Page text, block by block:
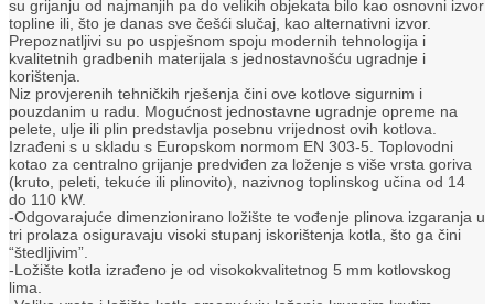
su grijanju od najmanjih pa do velikih objekata bilo kao osnovni izvor
topline ili, što je danas sve češći slučaj, kao alternativni izvor.
Prepoznatljivi su po uspješnom spoju modernih tehnologija i
kvalitetnih gradbenih materijala s jednostavnošću ugradnje i
korištenja.
Niz provjerenih tehničkih rješenja čini ove kotlove sigurnim i
pouzdanim u radu. Mogućnost jednostavne ugradnje opreme na
pelete, ulje ili plin predstavlja posebnu vrijednost ovih kotlova.
Izrađeni s u skladu s Europskom normom EN 303-5. Toplovodni
kotao za centralno grijanje predviđen za loženje s više vrsta goriva
(kruto, peleti, tekuće ili plinovito), nazivnog toplinskog učina od 14
do 110 kW.
-Odgovarajuće dimenzionirano ložište te vođenje plinova izgaranja u
tri prolaza osiguravaju visoki stupanj iskorištenja kotla, što ga čini
“štedljivim”.
-Ložište kotla izrađeno je od visokokvalitetnog 5 mm kotlovskog
lima.